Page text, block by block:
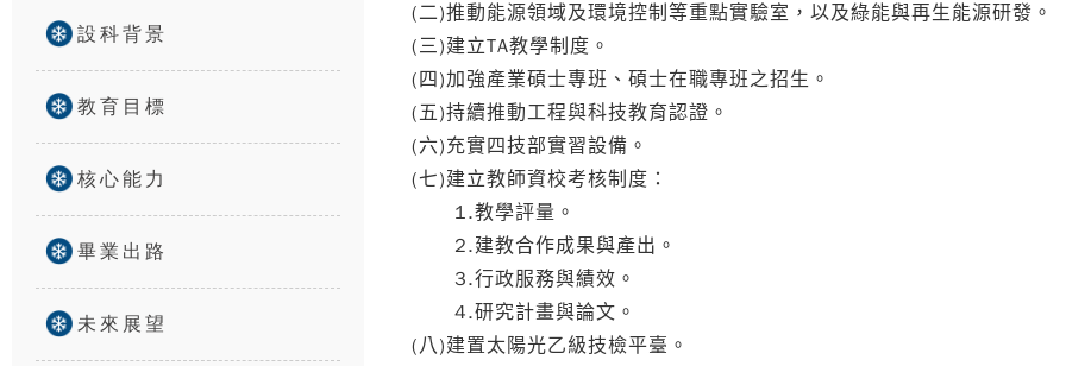
設科背景
教育目標
核心能力
畢業出路
未來展望
(二)推動能源領域及環境控制等重點實驗室，以及綠能與再生能源研發。
( 三 )建立TA教學制度。
( 四 )加強產業碩士專班、碩士在職專班之招生。
( 五 )持續推動工程與科技教育認證。
(六)充實四技部實習設備。
(七)建立教師資校考核制度：
1.教學評量。
2.建教合作成果與產出。
3.行政服務與績效。
4.研究計畫與論文。
( 八 )建置太陽光乙級技檢平臺。